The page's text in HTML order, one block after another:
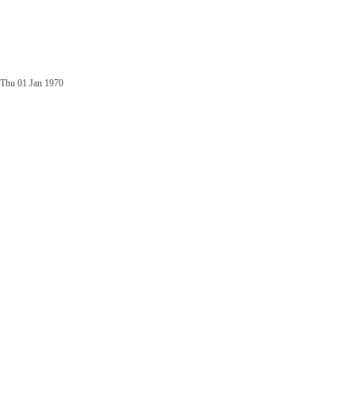
Thu 01 Jan 1970